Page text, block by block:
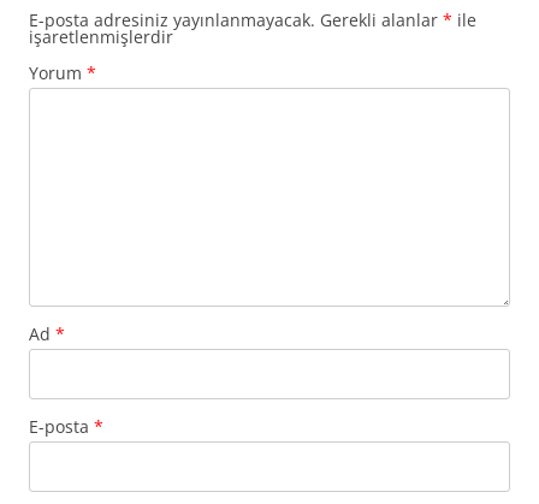
E-posta adresiniz yayınlanmayacak. Gerekli alanlar * ile
işaretlenmişlerdir
Yorum *
Ad *
E-posta *